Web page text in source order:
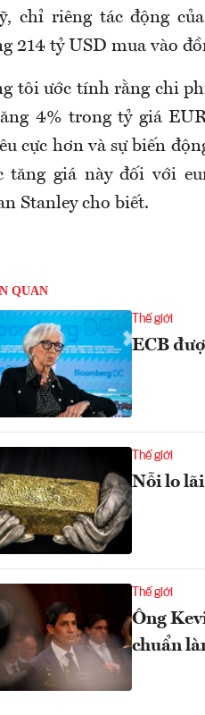
chỉ riêng tác động
214 tỷ USD mua vào
tôi ước tính rằng chi
4% trong tỷ giá
cực hơn và sự biến
tăng giá này đối với
Stanley cho biết.
QUAN
Thế giới
ECB
Thế giới
Nỗi lo
Thế giới
Ông
chuẩn